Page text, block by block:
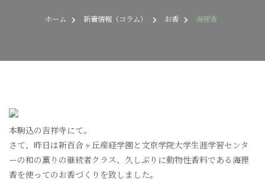
ホーム 新着情報（コラム） お香 海狸香
本駒込の吉祥寺にて。
さて、昨日は新百合ヶ丘産経学園と文京学院大学生涯学習センタ
ーの和の薫りの継続者クラス、久しぶりに動物性香料である海狸
香を使ってのお香づくりを致しました。